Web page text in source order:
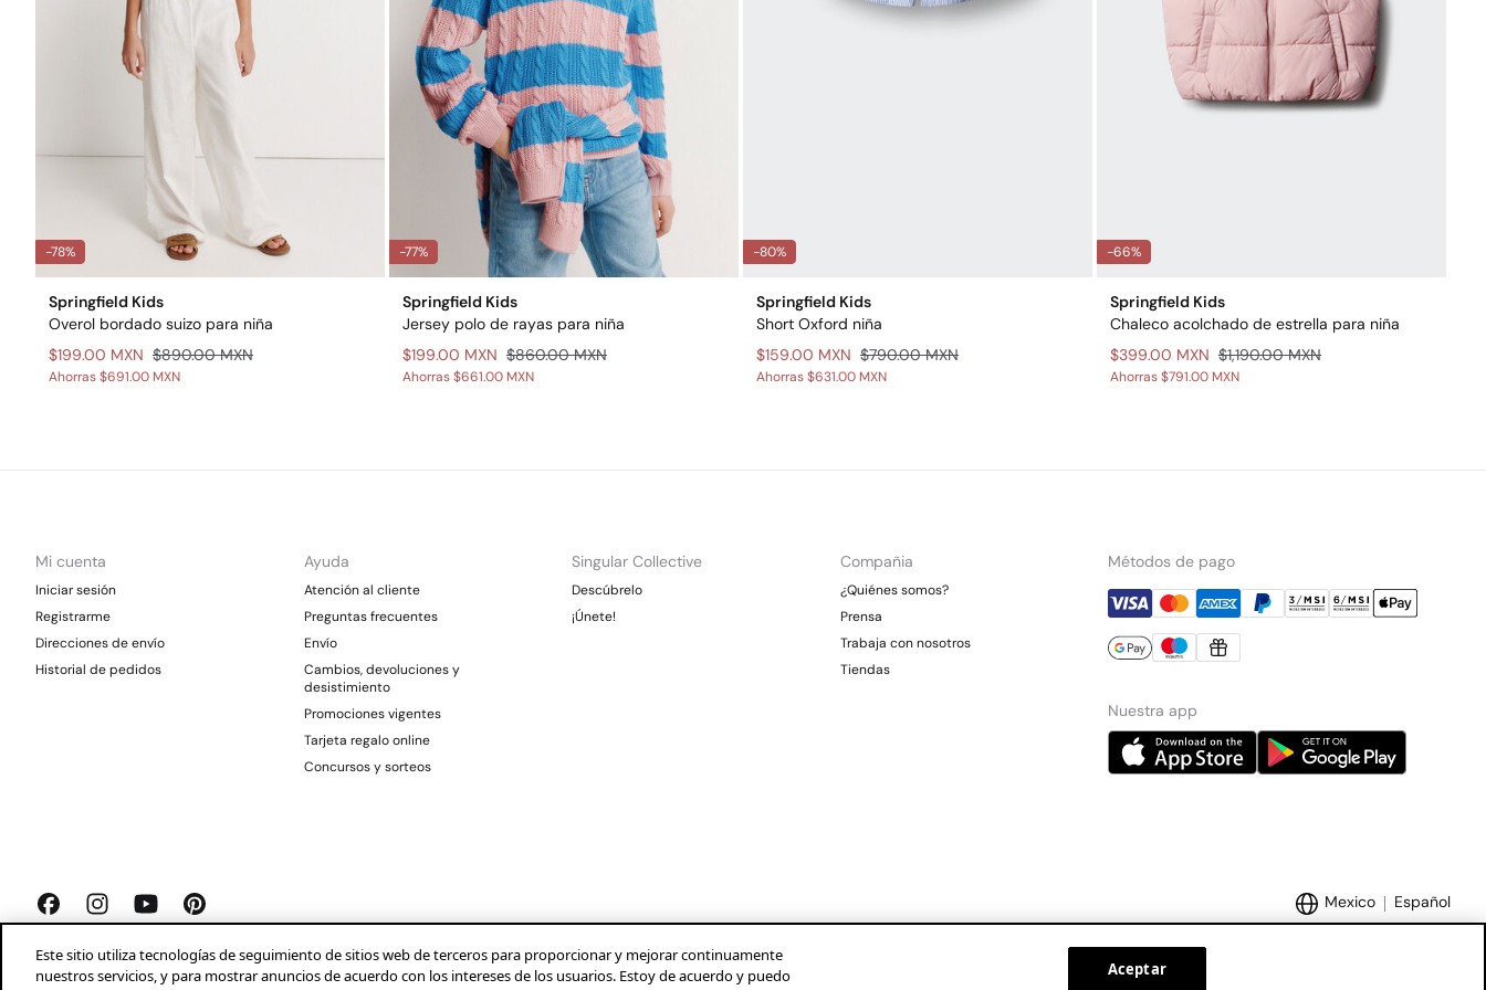
-78%
Springfield Kids
Overol bordado suizo para niña
$199.00 MXN $890.00 MXN
Ahorras$691.00 MXN
-77%
Springfield Kids
Jersey polo de rayas para niña
$199.00 MXN $860.00 MXN
Ahorras$661.00 MXN
-80%
Springfield Kids
Short Oxford niña
$159.00 MXN $790.00 MXN
Ahorras$631.00 MXN
-66%
Springfield Kids
Chaleco acolchado de estrella para niña
$399.00 MXN $1,190.00 MXN
Ahorras$791.00 MXN
Mi cuenta
Iniciar sesión
Registrarme
Direcciones de envío
Historial de pedidos
Ayuda
Atención al cliente
Preguntas frecuentes
Envío
Cambios, devoluciones y
desistimiento
Promociones vigentes
Tarjeta regalo online
Concursos y sorteos
Singular Collective
Descúbrelo
¡Únete!
Compañia
¿Quiénes somos?
Prensa
Trabaja con nosotros
Tiendas
Métodos de pago
Nuestra app
Mexico Español
Springfield 2026© Aviso legal Condiciones generales Privacidad Profeco Condusef Marcas Tendam:
Este sitio utiliza tecnologías de seguimiento de sitios web de terceros para proporcionar y mejorar continuamente
nuestros servicios, y para mostrar anuncios de acuerdo con los intereses de los usuarios. Estoy de acuerdo y puedo
Aceptar